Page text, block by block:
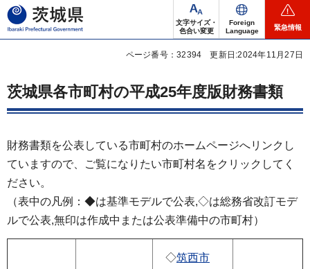
茨城県
文字サイズ・
色合い変更
Foreign
Language
緊急情報
ページ番号：32394 更新日:2024年11月27日
茨城県各市町村の平成25年度版財務書類
財務書類を公表している市町村のホームページへリンクし
ていますので、ご覧になりたい市町村名をクリックしてく
ださい。
（表中の凡例：◆は基準モデルで公表,◇は総務省改訂モデ
ルで公表,無印は作成中または公表準備中の市町村）
◇筑西市